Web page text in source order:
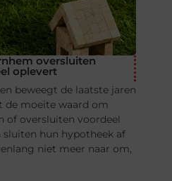
oversluiten
oplevert
beweegt de laatste jaren
de moeite waard om
of oversluiten voordeel
sluiten hun hypotheek af
niet meer naar om,